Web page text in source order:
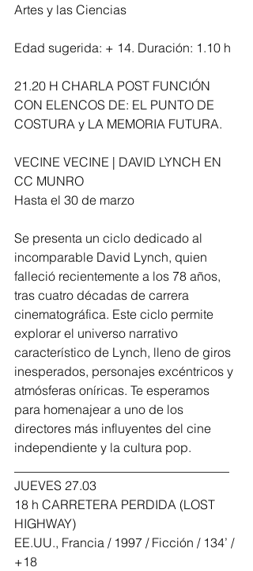
Artes y las Ciencias
Edad sugerida: + 14. Duración: 1.10 h
21.20 H CHARLA POST FUNCIÓN
CON ELENCOS DE: EL PUNTO DE
COSTURA y LA MEMORIA FUTURA.
VECINE VECINE | DAVID LYNCH EN
CC MUNRO
Hasta el 30 de marzo
Se presenta un ciclo dedicado al
incomparable David Lynch, quien
falleció recientemente a los 78 años,
tras cuatro décadas de carrera
cinematográfica. Este ciclo permite
explorar el universo narrativo
característico de Lynch, lleno de giros
inesperados, personajes excéntricos y
atmósferas oníricas. Te esperamos
para homenajear a uno de los
directores más influyentes del cine
independiente y la cultura pop.
JUEVES 27.03
18 h CARRETERA PERDIDA (LOST
HIGHWAY)
EE.UU., Francia / 1997 / Ficción / 134’ /
+18